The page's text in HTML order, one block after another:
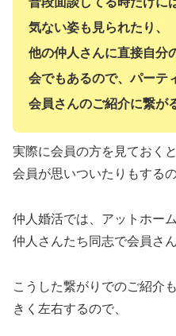
気ない姿も見られたり、
他の仲人さんに直接自分
会でもあるので、パーテ
会員さんのご紹介に繋が
実際に会員の方を見ておく
会員が思いついたりもするの
仲人婚活では、アットホー
仲人さんたち同志で会員さ
こうした繋がりでのご紹介
きく左右するので、